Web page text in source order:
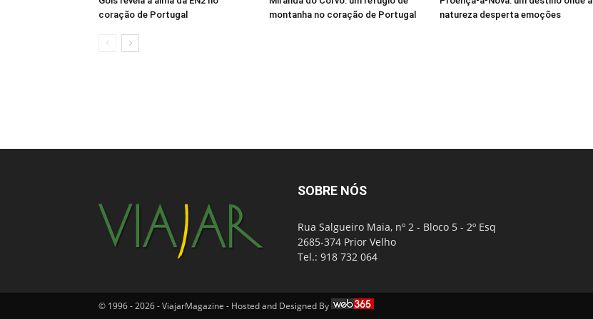
coração de Portugal
montanha no coração de Portugal
natureza desperta emoções
SOBRE NÓS
Rua Salgueiro Maia, nº 2 - Bloco 5 - 2º Esq
2685-374 Prior Velho
Tel.: 918 732 064
© 1996 - 2026 - ViajarMagazine - Hosted and Designed By